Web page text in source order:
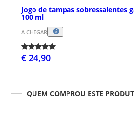
Jogo de tampas sobressalentes
100 ml
A CHEGAR
€ 24,90
QUEM COMPROU ESTE